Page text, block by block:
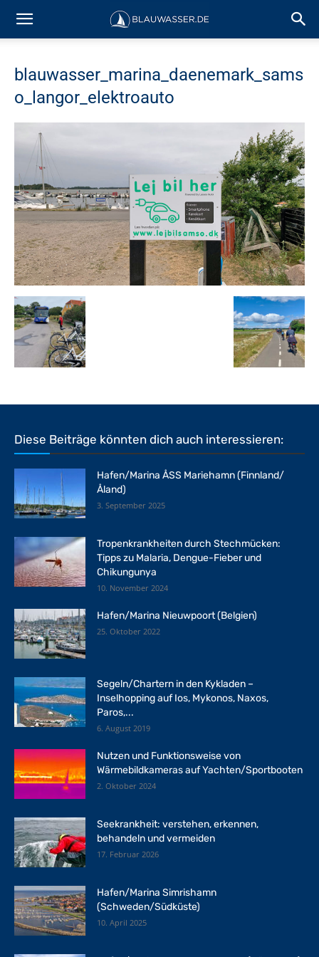
blauwasser_marina_daenemark_sams
o_langor_elektroauto
Diese Beiträge könnten dich auch interessieren:
Hafen/Marina ÅSS Mariehamn (Finnland/
Åland)
3. September 2025
Tropenkrankheiten durch Stechmücken:
Tipps zu Malaria, Dengue-Fieber und
Chikungunya
10. November 2024
Hafen/Marina Nieuwpoort (Belgien)
25. Oktober 2022
Segeln/Chartern in den Kykladen –
Inselhopping auf Ios, Mykonos, Naxos,
Paros,...
6. August 2019
Nutzen und Funktionsweise von
Wärmebildkameras auf Yachten/Sportbooten
2. Oktober 2024
Seekrankheit: verstehen, erkennen,
behandeln und vermeiden
17. Februar 2026
Hafen/Marina Simrishamn
(Schweden/Südküste)
10. April 2025